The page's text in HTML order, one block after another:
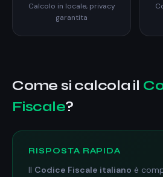
Calcolo in locale, privacy
garantita
Come si calcola il
Fiscale?
RISPOSTA RAPIDA
Il Codice Fiscale italiano è